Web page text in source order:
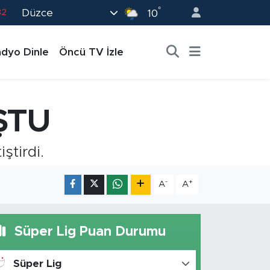
Düzce 10°
Dinle Öncü TV İzle
A- A+
Süper Lig Puan Durumu
Süper Lig